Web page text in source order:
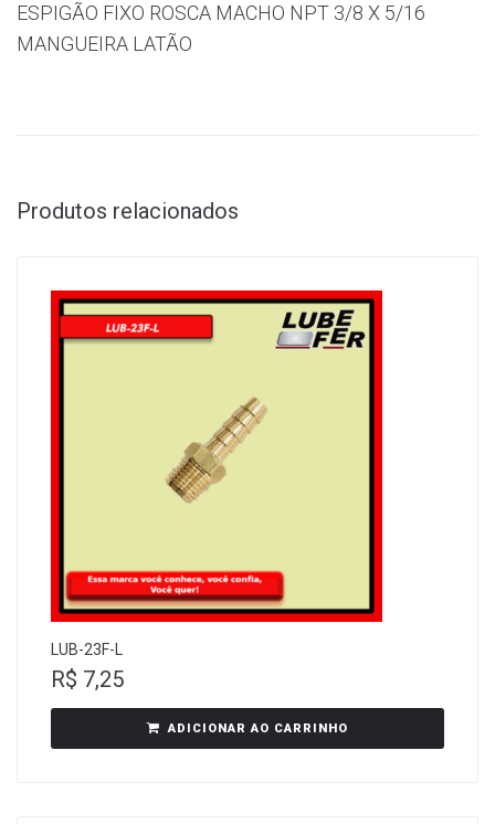
ESPIGÃO FIXO ROSCA MACHO NPT 3/8 X 5/16
MANGUEIRA LATÃO
Produtos relacionados
LUB-23F-L
R$ 7,25
ADICIONAR AO CARRINHO